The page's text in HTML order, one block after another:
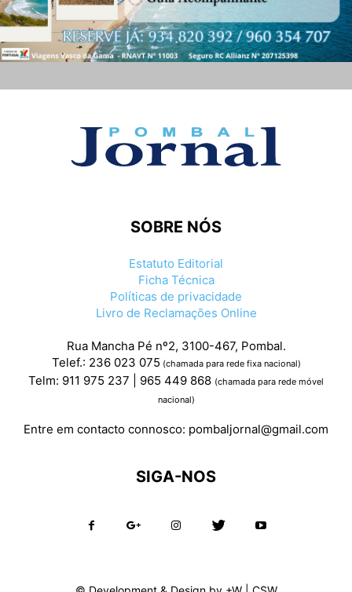
SOBRE NÓS
Estatuto Editorial
Ficha Técnica
Políticas de privacidade
Livro de Reclamações Online
Rua Mancha Pé nº2, 3100-467, Pombal.
Telef.: 236 023 075 (chamada para rede fixa nacional)
Telm: 911 975 237 | 965 449 868 (chamada para rede móvel
nacional)
Entre em contacto connosco: pombaljornal@gmail.com
SIGA-NOS